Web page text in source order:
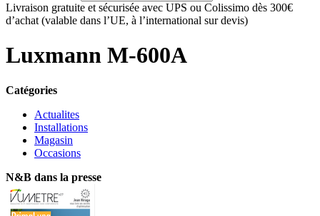
Livraison gratuite et sécurisée avec UPS ou Colissimo dès 300€
d’achat (valable dans l’UE, à l’international sur devis)
Luxmann M-600A
Catégories
Actualites
Installations
Magasin
Occasions
N&B dans la presse